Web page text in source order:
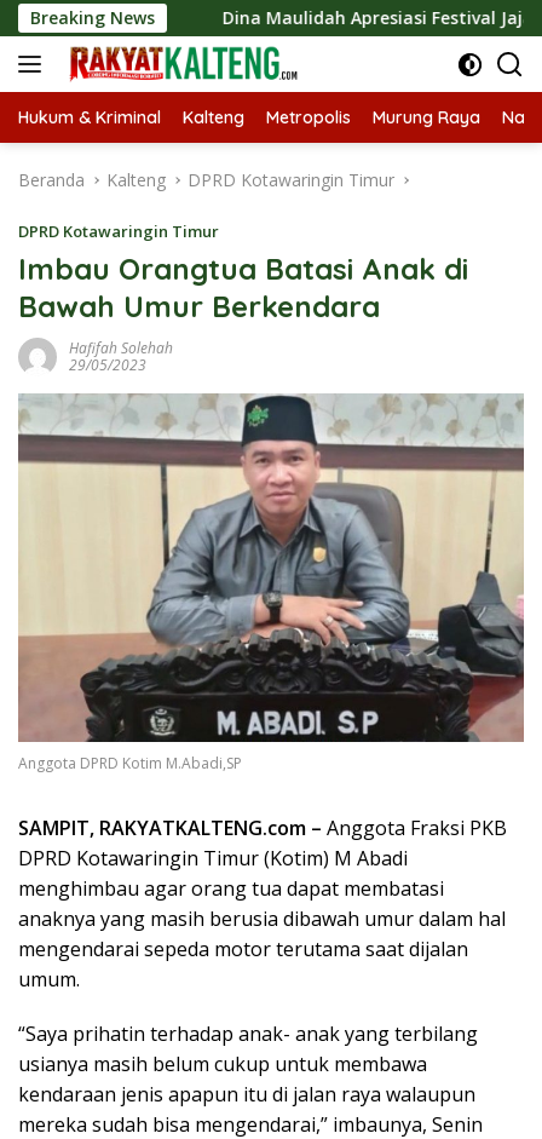
Langsung
ke
konten
Breaking NewsDina Maulidah Apresiasi Festival Jajanan Tempo
Hukum & Kriminal Kalteng Metropolis Murung Raya
Beranda Kalteng DPRD Kotawaringin Timur
DPRD Kotawaringin Timur
Imbau Orangtua Batasi Anak di
Bawah Umur Berkendara
Hafifah Solehah
29/05/2023
Anggota DPRD Kotim M.Abadi,SP
SAMPIT, RAKYATKALTENG.com – Anggota Fraksi PKB
DPRD Kotawaringin Timur (Kotim) M Abadi
menghimbau agar orang tua dapat membatasi
anaknya yang masih berusia dibawah umur dalam hal
mengendarai sepeda motor terutama saat dijalan
umum.
“Saya prihatin terhadap anak- anak yang terbilang
usianya masih belum cukup untuk membawa
kendaraan jenis apapun itu di jalan raya walaupun
mereka sudah bisa mengendarai,” imbaunya, Senin